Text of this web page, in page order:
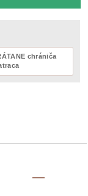
chrániča